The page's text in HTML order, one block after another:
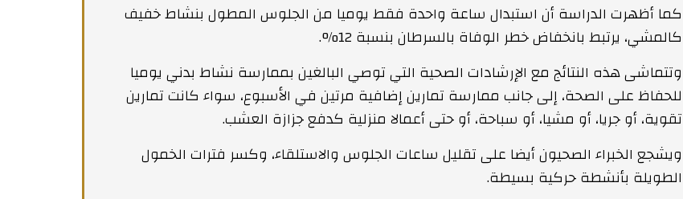
كما أظهرت الدراسة أن استبدال ساعة واحدة فقط يوميا من الجلوس المطول بنشاط خفيف
كالمشي، يرتبط بانخفاض خطر الوفاة بالسرطان بنسبة 12%.
وتتماشى هذه النتائج مع الإرشادات الصحية التي توصي البالغين بممارسة نشاط بدني يوميا
للحفاظ على الصحة، إلى جانب ممارسة تمارين إضافية مرتين في الأسبوع، سواء كانت تمارين
تقوية، أو جريا، أو مشيا، أو سباحة، أو حتى أعمالا منزلية كدفع جزازة العشب.
ويشجع الخبراء الصحيون أيضا على تقليل ساعات الجلوس والاستلقاء، وكسر فترات الخمول
الطويلة بأنشطة حركية بسيطة.